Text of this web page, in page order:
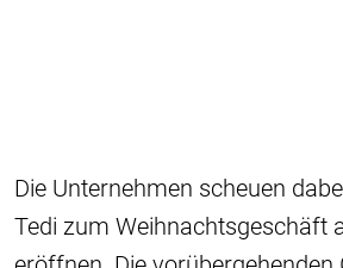
Die Unternehmen scheuen
Tedi zum Weihnachtsgeschäft